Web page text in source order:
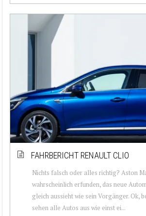
FAHRBERICHT RENAULT CLIO
Nichts falsch oder alles richtig? Aston
wahrscheinlich erfunden, das neue
gleich aussieht wie sein Vorgänger. Ok,
sehen alle Autos aus wie einst ei...